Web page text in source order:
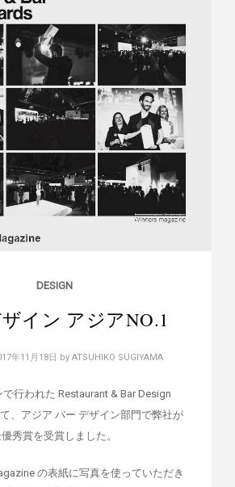
DESIGN
イン アジアNO.1
年11月18日 by ATSUHIKO SUGIYAMA
行われた Restaurant & Bar Design
、アジア バー デザイン部門で弊社が
秀賞を受賞しました。
の表紙に写真を使っていただき